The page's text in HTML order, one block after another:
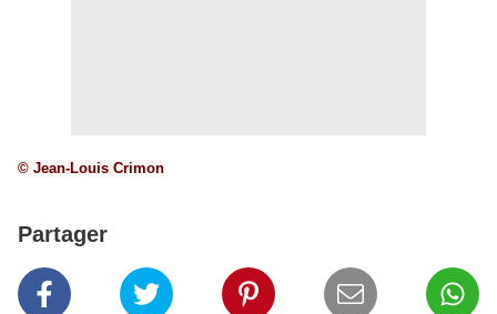
© Jean-Louis Crimon
Partager